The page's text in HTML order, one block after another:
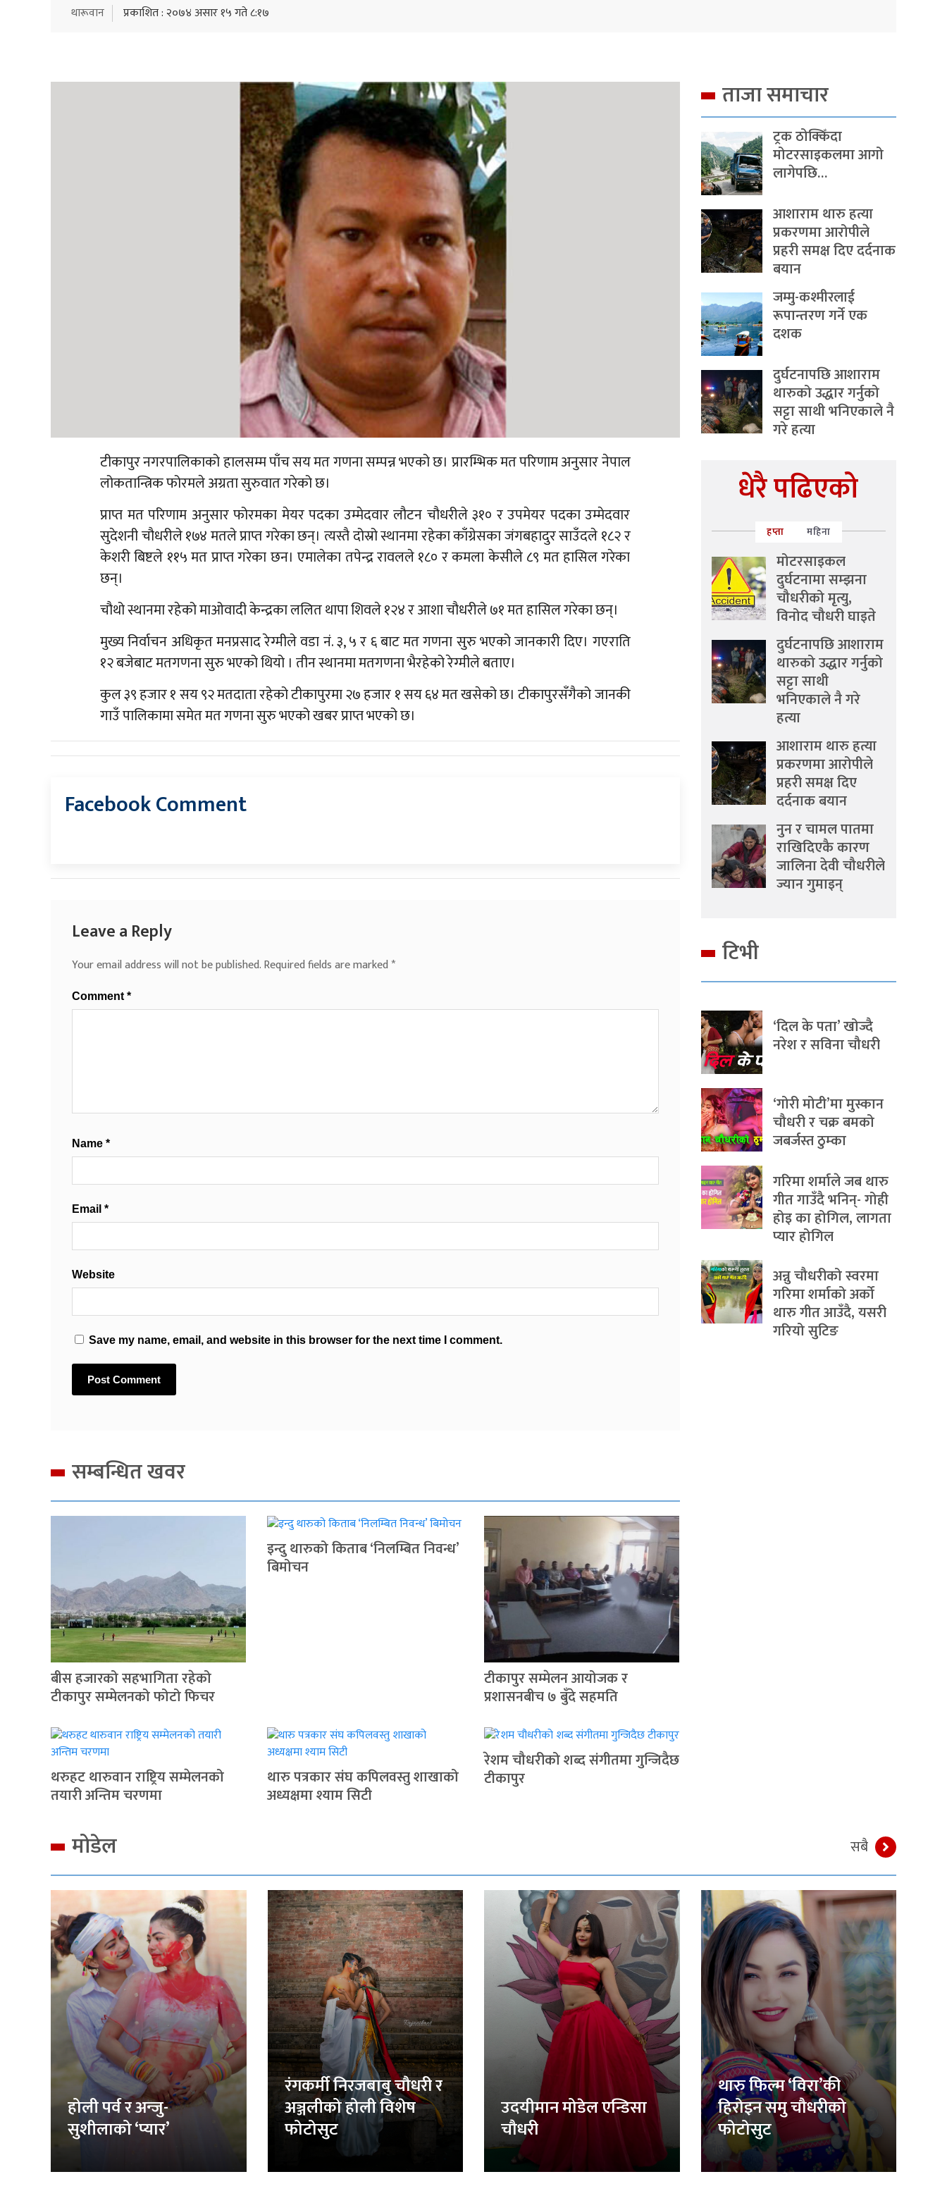
थारूवान प्रकाशित : २०७४ असार १५ गते ८:१७
टीकापुर नगरपालिकाको हालसम्म पाँच सय मत गणना सम्पन्न भएको छ। प्रारम्भिक मत परिणाम अनुसार नेपाल
लोकतान्त्रिक फोरमले अग्रता सुरुवात गरेको छ।
प्राप्त मत परिणाम अनुसार फोरमका मेयर पदका उम्मेदवार लौटन चौधरीले ३१० र उपमेयर पदका उम्मेदवार
सुदेशनी चौधरीले १७४ मतले प्राप्त गरेका छन्। त्यस्तै दोस्रो स्थानमा रहेका काँग्रेसका जंगबहादुर साउँदले १८२ र
केशरी बिष्टले ११५ मत प्राप्त गरेका छन। एमालेका तपेन्द्र रावलले १८० र कमला केसीले ८९ मत हासिल गरेका
छन्।
चौथो स्थानमा रहेको माओवादी केन्द्रका ललित थापा शिवले १२४ र आशा चौधरीले ७१ मत हासिल गरेका छन्।
मुख्य निर्वाचन अधिकृत मनप्रसाद रेग्मीले वडा नं. ३, ५ र ६ बाट मत गणना सुरु भएको जानकारी दिए। गएराति
१२ बजेबाट मतगणना सुरु भएको थियो । तीन स्थानमा मतगणना भैरहेको रेग्मीले बताए।
कुल ३९ हजार १ सय ९२ मतदाता रहेको टीकापुरमा २७ हजार १ सय ६४ मत खसेको छ। टीकापुरसँगैको जानकी
गाउँ पालिकामा समेत मत गणना सुरु भएको खबर प्राप्त भएको छ।
Facebook Comment
Leave a Reply
Your email address will not be published.Required fields are marked*
Comment *
Name *
Email *
Website
Save my name, email, and website in this browser for the next time I comment.
सम्बन्धित खवर
बीस हजारको सहभागिता रहेको
टीकापुर सम्मेलनको फोटो फिचर
इन्दु थारुको किताब ‘निलम्बित निवन्ध’
बिमोचन
टीकापुर सम्मेलन आयोजक र
प्रशासनबीच ७ बुँदे सहमति
थरुहट थारुवान राष्ट्रिय सम्मेलनको
तयारी अन्तिम चरणमा
थारु पत्रकार संघ कपिलवस्तु शाखाको
अध्यक्षमा श्याम सिटी
रेशम चौधरीको शब्द संगीतमा गुन्जिदैछ
टीकापुर
ताजा समाचार
ट्रक ठोक्किँदा
मोटरसाइकलमा आगो
लागेपछि…
आशाराम थारु हत्या
प्रकरणमा आरोपीले
प्रहरी समक्ष दिए दर्दनाक
बयान
जम्मु-कश्मीरलाई
रूपान्तरण गर्ने एक
दशक
दुर्घटनापछि आशाराम
थारुको उद्धार गर्नुको
सट्टा साथी भनिएकाले नै
गरे हत्या
धेरै पढिएको
हप्ता महिना
मोटरसाइकल
दुर्घटनामा सम्झना
चौधरीको मृत्यु,
विनोद चौधरी घाइते
दुर्घटनापछि आशाराम
थारुको उद्धार गर्नुको
सट्टा साथी
भनिएकाले नै गरे
हत्या
आशाराम थारु हत्या
प्रकरणमा आरोपीले
प्रहरी समक्ष दिए
दर्दनाक बयान
नुन र चामल पातमा
राखिदिएकै कारण
जालिना देवी चौधरीले
ज्यान गुमाइन्
टिभी
‘दिल के पता’ खोज्दै
नरेश र सविना चौधरी
‘गोरी मोटी’मा मुस्कान
चौधरी र चक्र बमको
जबर्जस्त ठुम्का
गरिमा शर्माले जब थारु
गीत गाउँदै भनिन्- गोही
होइ का होगिल, लागता
प्यार होगिल
अन्नु चौधरीको स्वरमा
गरिमा शर्माको अर्को
थारु गीत आउँदै, यसरी
गरियो सुटिङ
मोडेल सबै
होली पर्व र अन्जु-
सुशीलाको ‘प्यार’
रंगकर्मी निरजबाबु चौधरी र
अञ्जलीको होली विशेष
फोटोसुट
उदयीमान मोडेल एन्डिसा
चौधरी
थारु फिल्म ‘विरा’की
हिरोइन समु चौधरीको
फोटोसुट